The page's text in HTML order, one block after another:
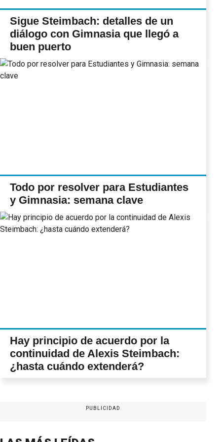
Sigue Steimbach: detalles de un
diálogo con Gimnasia que llegó a
buen puerto
Todo por resolver para Estudiantes
y Gimnasia: semana clave
Hay principio de acuerdo por la
continuidad de Alexis Steimbach:
¿hasta cuándo extenderá?
PUBLICIDAD